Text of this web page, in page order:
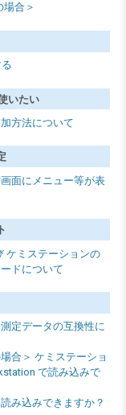
合＞
いたい
方法について
面にメニュー等が表
ケミステーションの
ドについて
定データの互換性に
合＞ ケミステーショ
で読み込みで
み込みできますか？